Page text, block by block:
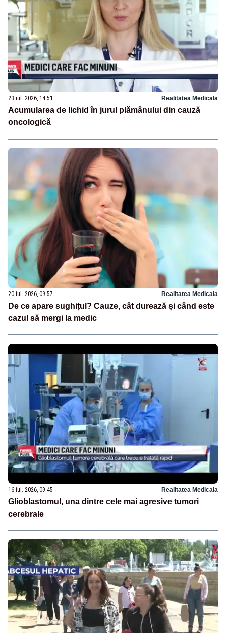
23 iul. 2026, 14:51 Realitatea Medicala
Acumularea de lichid în jurul plămânului din cauză
oncologică
20 iul. 2026, 09:57 Realitatea Medicala
De ce apare sughițul? Cauze, cât durează și când este
cazul să mergi la medic
16 iul. 2026, 09:45 Realitatea Medicala
Glioblastomul, una dintre cele mai agresive tumori
cerebrale